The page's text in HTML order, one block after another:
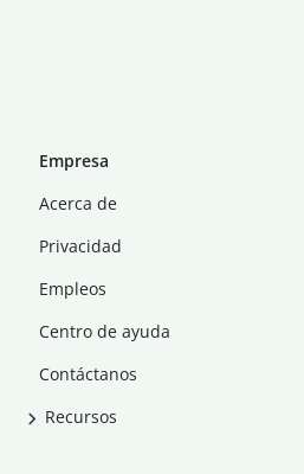
Empresa
Acerca de
Privacidad
Empleos
Centro de ayuda
Contáctanos
Recursos